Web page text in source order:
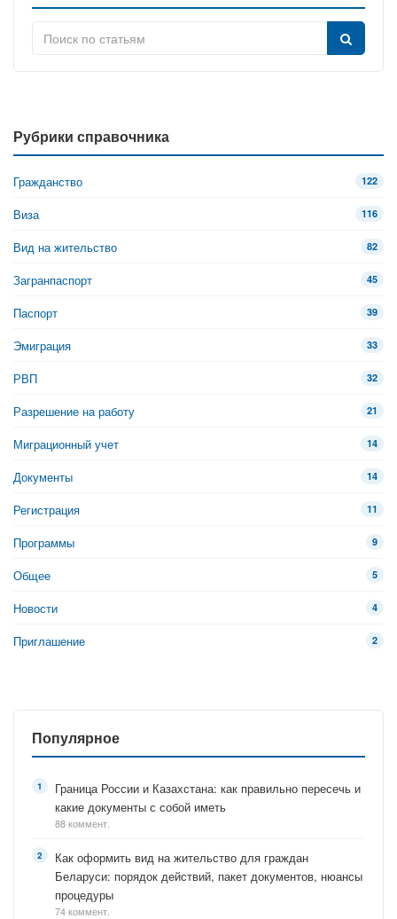
Рубрики справочника
Гражданство 122
Виза 116
Вид на жительство 82
Загранпаспорт 45
Паспорт 39
Эмиграция 33
РВП 32
Разрешение на работу 21
Миграционный учет 14
Документы 14
Регистрация 11
Программы 9
Общее 5
Новости 4
Приглашение 2
Популярное
Граница России и Казахстана: как правильно пересечь и
какие документы с собой иметь
88 коммент.
Как оформить вид на жительство для граждан
Беларуси: порядок действий, пакет документов, нюансы
процедуры
74 коммент.